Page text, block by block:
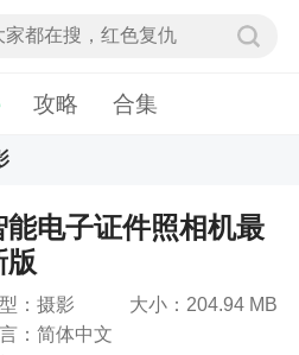
攻略 合集
版
能电子证件照相机最
版
：摄影
大小：204.94 MB
：简体中文